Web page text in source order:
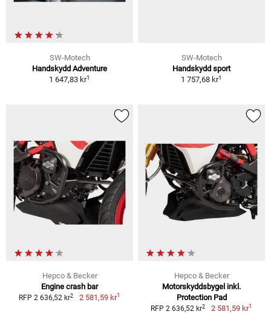
SW-Motech
Handskydd Adventure
1 647,83 kr1
SW-Motech
Handskydd sport
1 757,68 kr1
Hepco & Becker
Engine crash bar
RFP 2 636,52 kr2 2 581,59 kr1
Hepco & Becker
Motorskyddsbygel inkl.
Protection Pad
RFP 2 636,52 kr2 2 581,59 kr1